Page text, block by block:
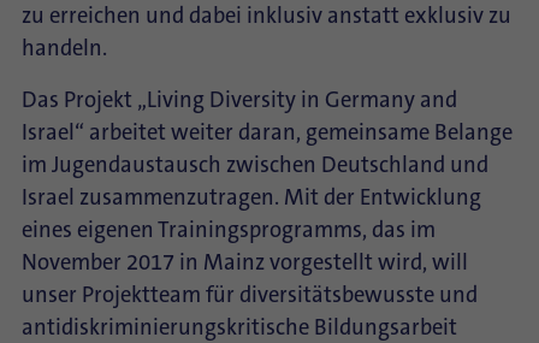
zu erreichen und dabei inklusiv anstatt exklusiv zu
handeln.
Das Projekt „Living Diversity in Germany and
Israel“ arbeitet weiter daran, gemeinsame Belange
im Jugendaustausch zwischen Deutschland und
Israel zusammenzutragen. Mit der Entwicklung
eines eigenen Trainingsprogramms, das im
November 2017 in Mainz vorgestellt wird, will
unser Projektteam für diversitätsbewusste und
antidiskriminierungskritische Bildungsarbeit